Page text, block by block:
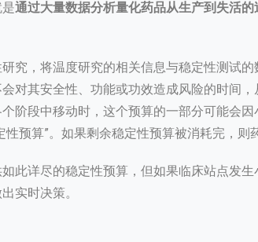
通过大量数据分析量化药品从生产到失活
究，将温度研究的相关信息与稳定性测试的
对其安全性、功能或功效造成风险的时间
阶段中移动时，这个预算的一部分可能会
预算”。如果剩余稳定性预算被消耗完，则
此详尽的稳定性预算，但如果临床站点发
实时决策。